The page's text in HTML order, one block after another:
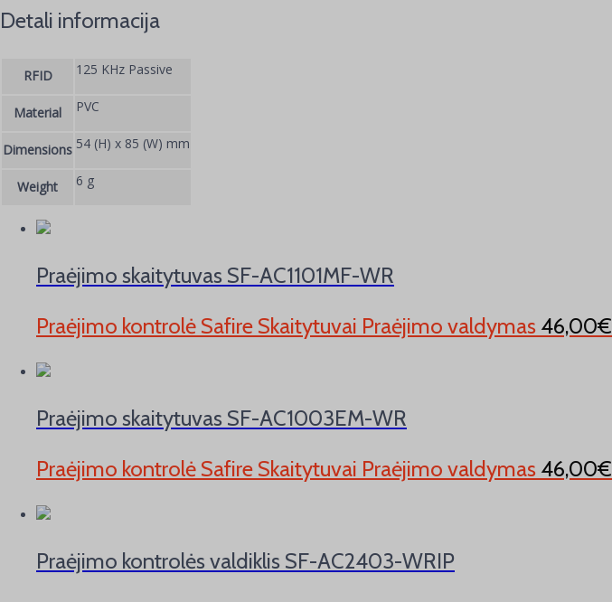
Detali informacija
RFID 125 KHz Passive
Material PVC
Dimensions 54 (H) x 85 (W) mm
Weight 6 g
Praėjimo skaitytuvas SF-AC1101MF-WR
Praėjimo kontrolė Safire Skaitytuvai Praėjimo valdymas 46,00€
Praėjimo skaitytuvas SF-AC1003EM-WR
Praėjimo kontrolė Safire Skaitytuvai Praėjimo valdymas 46,00€
Praėjimo kontrolės valdiklis SF-AC2403-WRIP